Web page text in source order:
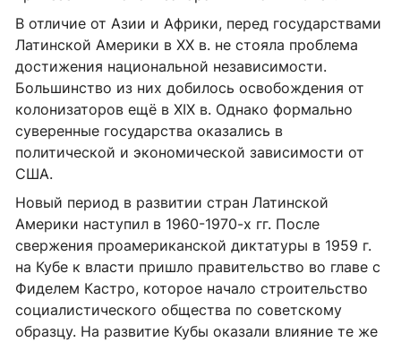
В отличие от Азии и Африки, перед государствами
Латинской Америки в XX в. не стояла проблема
достижения национальной не­зависимости.
Большинство из них добилось освобождения от
коло­низаторов ещё в XIX в. Однако формально
суверенные государства оказались в
политической и экономической зависимости от
США.
Новый период в развитии стран Латинской
Америки наступил в 1960-1970-х гг. После
свержения проамериканской диктатуры в 1959 г.
на Кубе к власти пришло правительство во главе с
Фиделем Кастро, которое начало строительство
социалистического общества по советскому
образцу. На развитие Кубы оказали влияние те же